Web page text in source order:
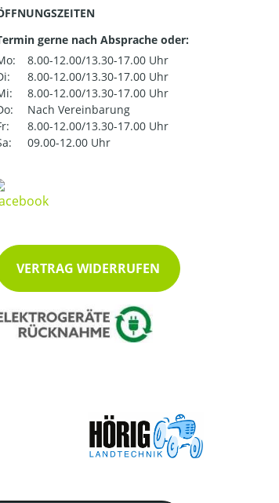
gerne nach Absprache oder:
8.00-12.00/13.30-17.00 Uhr
8.00-12.00/13.30-17.00 Uhr
8.00-12.00/13.30-17.00 Uhr
Nach Vereinbarung
8.00-12.00/13.30-17.00 Uhr
09.00-12.00 Uhr
VERTRAG WIDERRUFEN